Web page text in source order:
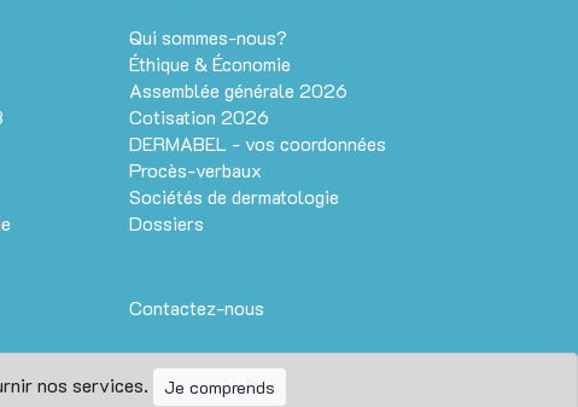
Qui sommes-nous?
Éthique & Économie
Assemblée générale 2026
Cotisation 2026
DERMABEL - vos coordonnées
Procès-verbaux
Sociétés de dermatologie
Dossiers
Contactez-nous
nos services. Je comprends